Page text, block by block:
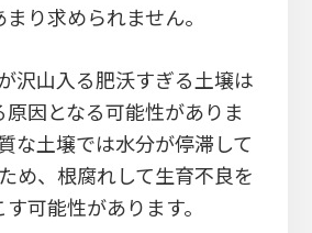
り求められません。
沢山入る肥沃すぎる土壌は
因となる可能性がありま
な土壌では水分が停滞して
め、根腐れして生育不良を
可能性があります。